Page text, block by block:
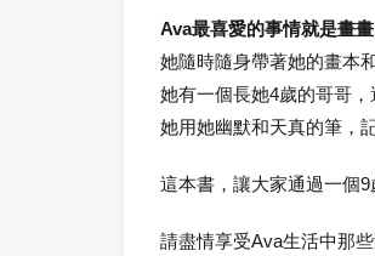
Ava最喜愛的事情就是畫畫
她隨時隨身帶著她的畫本
她有一個長她4歲的哥哥
她用她幽默和天真的筆，
這本書，讓大家通過一個
請盡情享受Ava生活中那